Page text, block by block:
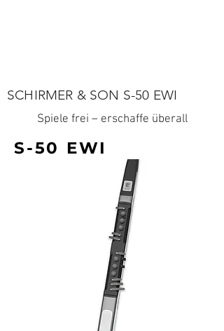
SCHIRMER & SON S-50 EWI
Spiele frei – erschaffe überall
S-50 EWI